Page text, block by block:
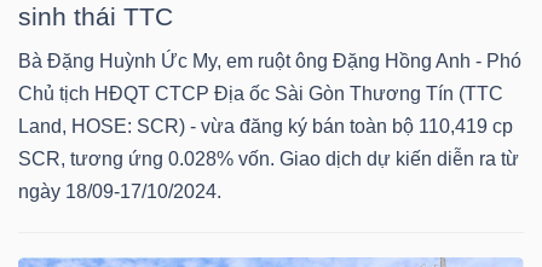
sinh thái TTC
Bà Đặng Huỳnh Ức My, em ruột ông Đặng Hồng Anh - Phó
Chủ tịch HĐQT CTCP Địa ốc Sài Gòn Thương Tín (TTC
Land, HOSE: SCR) - vừa đăng ký bán toàn bộ 110,419 cp
SCR, tương ứng 0.028% vốn. Giao dịch dự kiến diễn ra từ
ngày 18/09-17/10/2024.
DOANH
NGHIỆP